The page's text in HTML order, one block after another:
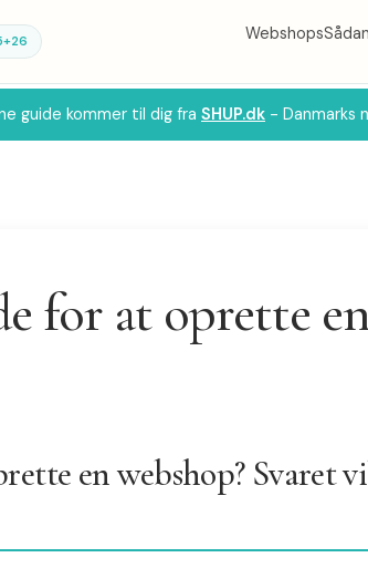
guide kommer til dig fra SHUP.dk - Danmarks
Webshops
for at oprette
en webshop? Svaret